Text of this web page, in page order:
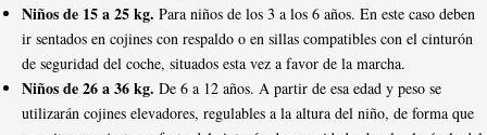
Niños de 15 a 25 kg. Para niños de los 3 a los 6 años. En este caso deben
ir sentados en cojines con respaldo o en sillas compatibles con el cinturón
de seguridad del coche, situados esta vez a favor de la marcha.
Niños de 26 a 36 kg. De 6 a 12 años. A partir de esa edad y peso se
utilizarán cojines elevadores, regulables a la altura del niño, de forma que